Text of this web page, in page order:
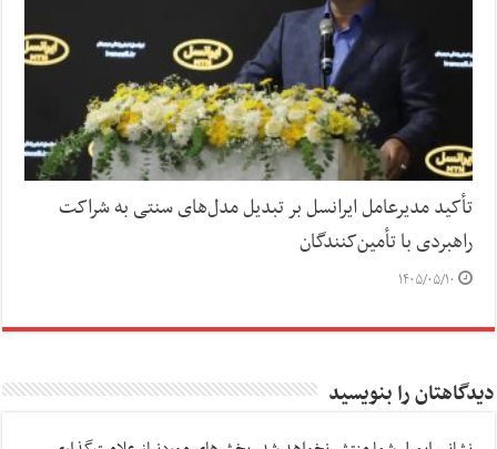
تأکید مدیرعامل ایرانسل بر تبدیل مدل‌های سنتی به شراکت
راهبردی با تأمین‌کنندگان
۱۴۰۵/۰۵/۱۰
دیدگاهتان را بنویسید